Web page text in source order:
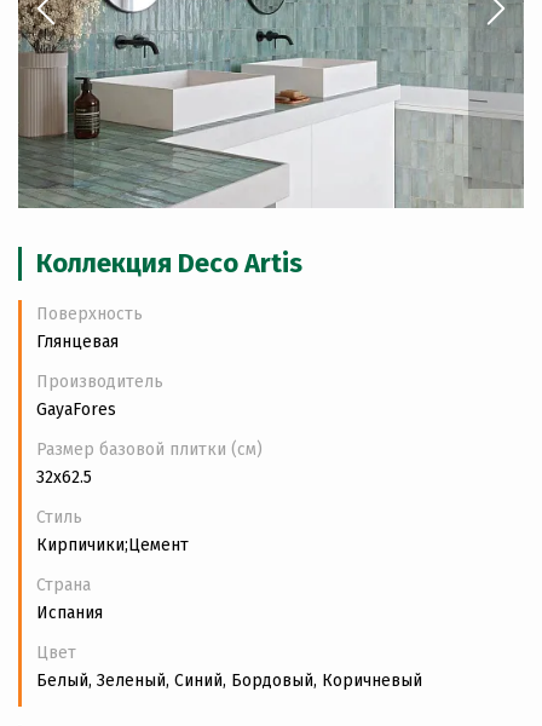
Коллекция Deco Artis
Поверхность
Глянцевая
Производитель
GayaFores
Размер базовой плитки (см)
32x62.5
Стиль
Кирпичики;Цемент
Страна
Испания
Цвет
Белый, Зеленый, Синий, Бордовый, Коричневый